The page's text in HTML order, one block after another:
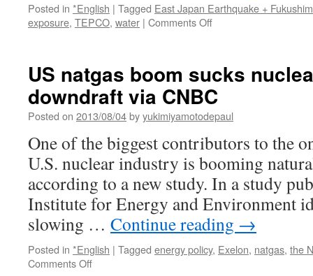
Posted in *English | Tagged East Japan Earthquake +
exposure, TEPCO, water | Comments Offon
extent
of
nuclear
leak
Fox
News
US natgas boom sucks
downdraft via CNBC
Posted on 2013/08/04byyukimiyamotodepaul
One of the biggest contributors to the
U.S. nuclear industry is booming
according to a new study. In a study
Institute for Energy and Environment
slowing … Continue reading →
Posted in *English | Tagged energy policy, Exelon, natgas, the
Comments Offon